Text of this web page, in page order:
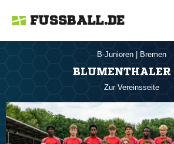
FUSSBALL.DE
B-Junioren Bremen
BLUMENTHALER
Zur Vereinsseite